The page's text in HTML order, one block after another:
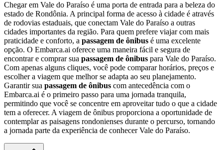
Chegar em Vale do Paraíso é uma porta de entrada para a beleza do
estado de Rondônia. A principal forma de acesso à cidade é através
de rodovias estaduais, que conectam Vale do Paraíso a outras
cidades importantes da região. Para quem prefere viajar com mais
praticidade e conforto, a passagem de ônibus é uma excelente
opção. O Embarca.ai oferece uma maneira fácil e segura de
encontrar e comprar sua passagem de ônibus para Vale do Paraíso.
Com apenas alguns cliques, você pode comparar horários, preços e
escolher a viagem que melhor se adapta ao seu planejamento.
Garantir sua passagem de ônibus com antecedência com o
Embarca.ai é o primeiro passo para uma jornada tranquila,
permitindo que você se concentre em aproveitar tudo o que a cidade
tem a oferecer. A viagem de ônibus proporciona a oportunidade de
contemplar as paisagens rondonienses durante o percurso, tornando
a jornada parte da experiência de conhecer Vale do Paraíso.